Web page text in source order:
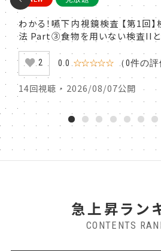
わかる！嚥下内視鏡検査 【第1回
法 Part③食物を用いない検査IIと
2 0.0☆☆☆☆☆ （0件の評
14回視聴 ・ 2026/08/07公開
1 2 3 4 5 6 7
急上昇ラン
CONTENTS